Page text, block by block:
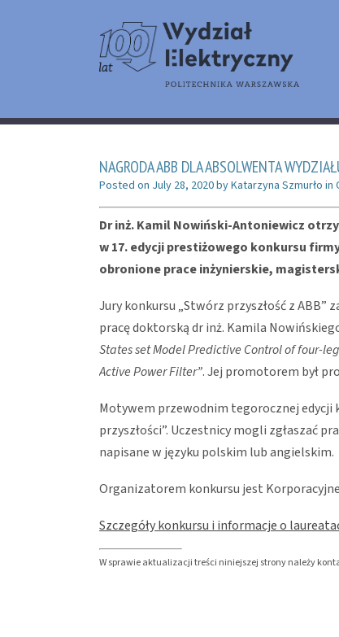
NAGRODA ABB DLA ABSOLWENTA
Posted on July 28, 2020byKatarzyna Szmurło in
Dr inż. Kamil Nowiński-Antoniewicz
w 17. edycji prestiżowego konkursu
obronione prace inżynierskie,
Jury konkursu „Stwórz przyszłość z ABB”
pracę doktorską dr inż. Kamila
States set Model Predictive Control of four-
Active Power Filter”. Jej promotorem był
Motywem przewodnim tegorocznej edycji
przyszłości”. Uczestnicy mogli zgłaszać
napisane w języku polskim lub angielskim.
Organizatorem konkursu jest
Szczegóły konkursu i informacje o
W sprawie aktualizacji treści niniejszej strony należy